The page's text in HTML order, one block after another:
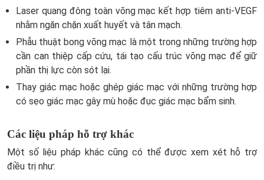
Laser quang đông toàn võng mạc kết hợp tiêm anti-VEGF
nhằm ngăn chặn xuất huyết và tân mạch.
Phẫu thuật bong võng mạc là một trong những trường hợp
cần can thiệp cấp cứu, tái tạo cấu trúc võng mạc để giữ
phần thị lực còn sót lại.
Thay giác mạc hoặc ghép giác mạc với những trường hợp
có sẹo giác mạc gây mù hoặc đục giác mạc bẩm sinh.
Các liệu pháp hỗ trợ khác
Một số liệu pháp khác cũng có thể được xem xét hỗ trợ
điều trị như: